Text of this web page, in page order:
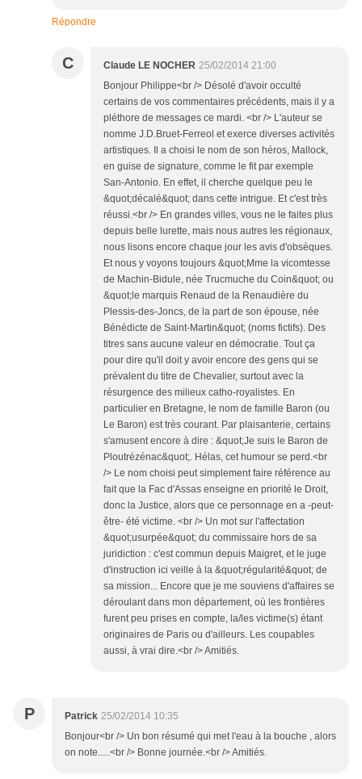
Répondre
C Claude LE NOCHER 25/02/2014 21:00
Bonjour Philippe<br /> Désolé d'avoir occulté
certains de vos commentaires précédents, mais il y a
pléthore de messages ce mardi. <br /> L'auteur se
nomme J.D.Bruet-Ferreol et exerce diverses activités
artistiques. Il a choisi le nom de son héros, Mallock,
en guise de signature, comme le fit par exemple
San-Antonio. En effet, il cherche quelque peu le
&quot;décalé&quot; dans cette intrigue. Et c'est très
réussi.<br /> En grandes villes, vous ne le faites plus
depuis belle lurette, mais nous autres les régionaux,
nous lisons encore chaque jour les avis d'obsèques.
Et nous y voyons toujours &quot;Mme la vicomtesse
de Machin-Bidule, née Trucmuche du Coin&quot; ou
&quot;le marquis Renaud de la Renaudière du
Plessis-des-Joncs, de la part de son épouse, née
Bénédicte de Saint-Martin&quot; (noms fictifs). Des
titres sans aucune valeur en démocratie. Tout ça
pour dire qu'il doit y avoir encore des gens qui se
prévalent du titre de Chevalier, surtout avec la
résurgence des milieux catho-royalistes. En
particulier en Bretagne, le nom de famille Baron (ou
Le Baron) est très courant. Par plaisanterie, certains
s'amusent encore à dire : &quot;Je suis le Baron de
Ploutrézénac&quot;. Hélas, cet humour se perd.<br
/> Le nom choisi peut simplement faire référence au
fait que la Fac d'Assas enseigne en priorité le Droit,
donc la Justice, alors que ce personnage en a -peut-
être- été victime. <br /> Un mot sur l'affectation
&quot;usurpée&quot; du commissaire hors de sa
juridiction : c'est commun depuis Maigret, et le juge
d'instruction ici veille à la &quot;régularité&quot; de
sa mission... Encore que je me souviens d'affaires se
déroulant dans mon département, où les frontières
furent peu prises en compte, la/les victime(s) étant
originaires de Paris ou d'ailleurs. Les coupables
aussi, à vrai dire.<br /> Amitiés.
P Patrick 25/02/2014 10:35
Bonjour<br /> Un bon résumé qui met l'eau à la bouche , alors
on note.....<br /> Bonne journée.<br /> Amitiés.